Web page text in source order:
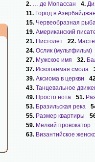
2. … де Мопассан 4.
11. Город в
15. Червеобразная
19. Американский
21. Пистолет 22.
24. Ослик (мультфильм)
27. Мужское имя 32.
37. Ископаемая смола
39. Аксиома в церкви
43. Танцевальное
49. Просто нота 51.
53. Бразильская река
55. Размер квартиры
59. Мелкий провокатор
63. Византийское